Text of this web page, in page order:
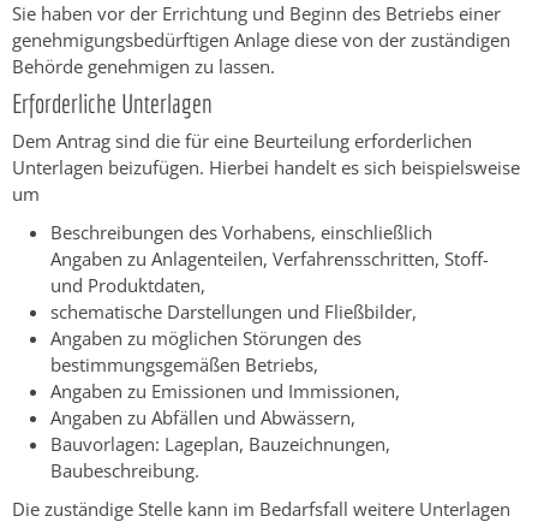
Sie haben vor der Errichtung und Beginn des Betriebs einer
genehmigungsbedürftigen Anlage diese von der zuständigen
Behörde genehmigen zu lassen.
Erforderliche Unterlagen
Dem Antrag sind die für eine Beurteilung erforderlichen
Unterlagen beizufügen. Hierbei handelt es sich beispielsweise
um
Beschreibungen des Vorhabens, einschließlich
Angaben zu Anlagenteilen, Verfahrensschritten, Stoff-
und Produktdaten,
schematische Darstellungen und Fließbilder,
Angaben zu möglichen Störungen des
bestimmungsgemäßen Betriebs,
Angaben zu Emissionen und Immissionen,
Angaben zu Abfällen und Abwässern,
Bauvorlagen: Lageplan, Bauzeichnungen,
Baubeschreibung.
Die zuständige Stelle kann im Bedarfsfall weitere Unterlagen